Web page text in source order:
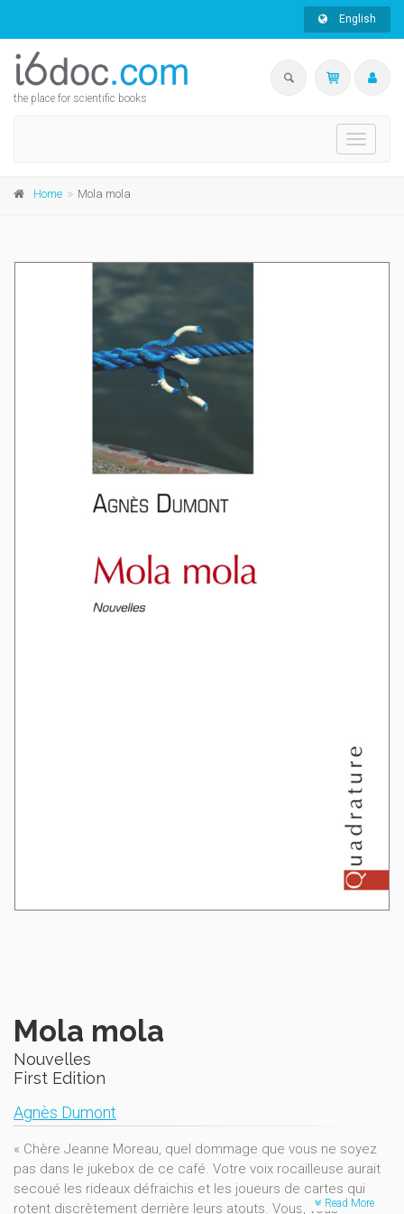
English
the place for scientific books
Toggle
Home Mola mola
Mola mola
Nouvelles
First Edition
Agnès Dumont
« Chère Jeanne Moreau, quel dommage que vous ne soyez
pas dans le jukebox de ce café. Votre voix rocailleuse aurait
secoué les rideaux défraichis et les joueurs de cartes qui
rotent discrètement derrière leurs atouts. Vous, vousRead More